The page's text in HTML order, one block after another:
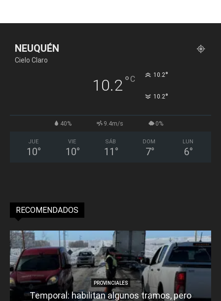
NEUQUÉN
Cielo Claro
10.2°C 10.2°
10.2°
40% 9.4m/s 0%
JUE
10°
VIE
10°
SÁB
11 °
DOM
7°
LUN
6°
RECOMENDADOS
PROVINCIALES
Temporal: habilitan algunos tramos, pero